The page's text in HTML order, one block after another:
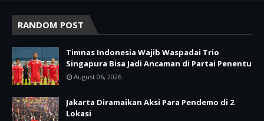
RANDOM POST
Timnas Indonesia Wajib Waspadai Trio
Singapura Bisa Jadi Ancaman di Partai Penentu
August 06, 2026
Jakarta Diramaikan Aksi Para Pendemo di 2
Lokasi